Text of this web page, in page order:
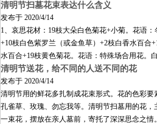
清明节扫墓花束表达什么含义
发布于 2020/4/14
1、哀思花材：19枝大朵白色菊花+小菊。花语
+10枝白色紫罗兰（或金鱼草）+2枝白香水百
水百合+19枝黄色菊花。花语：特殊场合用花。
清明节送花，给不同的人送不同的花
发布于 2020/4/14
清明节用的鲜花多扎制成花束形式。花的色彩
孔雀草、玫瑰、勿忘我等。清明节扫墓用的花
一束花，摆放在亲人墓前，寄托了深深思念之